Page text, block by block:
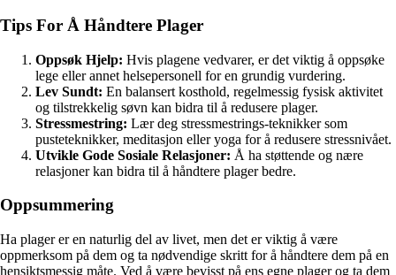
Tips For Å Håndtere Plager
Oppsøk Hjelp: Hvis plagene vedvarer, er det viktig å oppsøke
lege eller annet helsepersonell for en grundig vurdering.
Lev Sundt: En balansert kosthold, regelmessig fysisk aktivitet
og tilstrekkelig søvn kan bidra til å redusere plager.
Stressmestring: Lær deg stressmestrings-teknikker som
pusteteknikker, meditasjon eller yoga for å redusere stressnivået.
Utvikle Gode Sosiale Relasjoner: Å ha støttende og nære
relasjoner kan bidra til å håndtere plager bedre.
Oppsummering
Ha plager er en naturlig del av livet, men det er viktig å være
oppmerksom på dem og ta nødvendige skritt for å håndtere dem på en
hensiktsmessig måte. Ved å være bevisst på ens egne plager og ta dem